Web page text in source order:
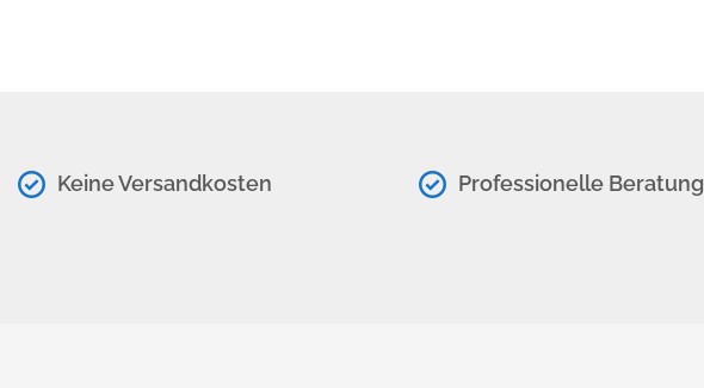
Keine Versandkosten Professionelle Beratung